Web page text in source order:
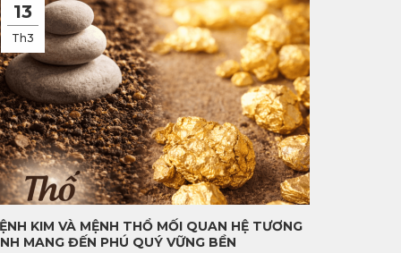
13
Th3
KIM VÀ MỆNH THỔ MỐI QUAN HỆ TƯƠNG
MANG ĐẾN PHÚ QUÝ VỮNG BỀN